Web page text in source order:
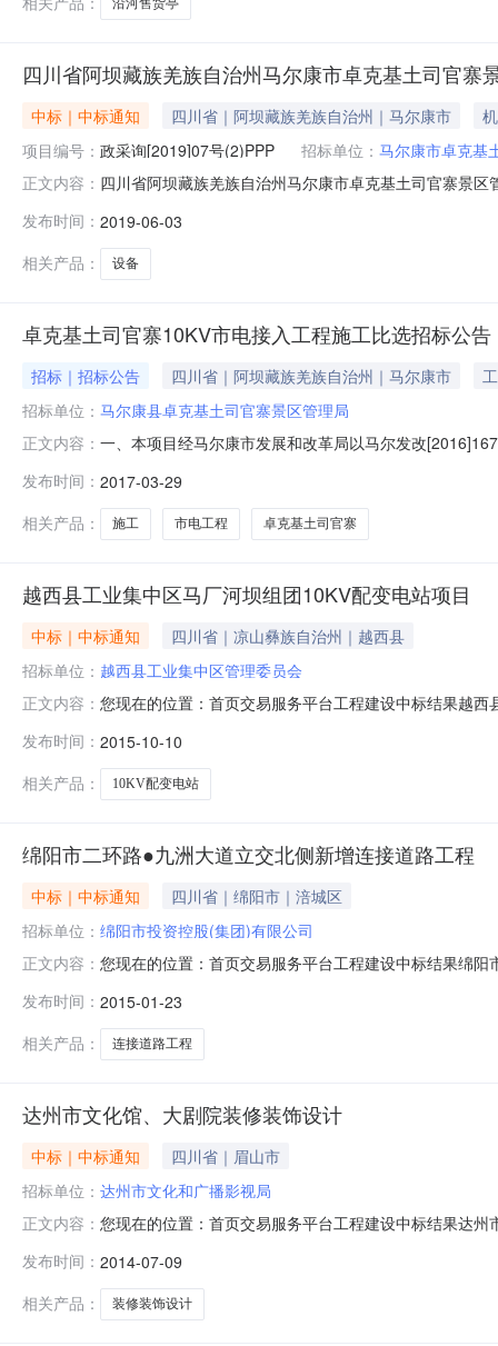
沿河售货亭
四川省阿坝藏族羌族自治州马尔康市卓克基土司官
中标｜中标通知 四川省｜阿坝藏族羌族自治州｜马尔康市
项目编号： 政采询[2019]07号(2)PPP 招标单位： 马尔康市卓克基
正文内容： 四川省阿坝藏族羌族自治州马尔康市卓克基土司官寨景
旅游景区游客中心设备（第二次）采购项目编号
市政府采购中心代理
发布时间： 2019-06-03
相关产品：
设备
卓克基土司官寨10KV市电接入工程施工比选招标公告
招标｜招标公告 四川省｜阿坝藏族羌族自治州｜马尔康市
招标单位： 马尔康县卓克基土司官寨景区管理局
正文内容： 一、本项目经马尔康市发展和改革局以马尔发改
目名称卓克基土司官寨10KV市电接入工程施工建设地点
压器一套，铺设120
发布时间： 2017-03-29
相关产品：
施工 市电工程 卓克基土司官寨
越西县工业集中区马厂河坝组团10KV配变电站项目
中标｜中标通知
四川省｜凉山彝族自治州｜越西县
招标单位： 越西县工业集中区管理委员会
正文内容： 您现在的位置：首页交易服务平台工程建设中标结果越
中区管理委员会项目业主（招标人）联系电话0834-
发布时间： 2015-10-10
相关产品：
10KV配变电站
绵阳市二环路●九洲大道立交北侧新增连接道路工程
中标｜中标通知
四川省｜绵阳市｜涪城区
招标单位： 绵阳市投资控股(集团)有限公司
正文内容： 您现在的位置：首页交易服务平台工程建设中标结果绵
市投资控股（集团）有限公司项目业主（招标人）联系
标最
发布时间： 2015-01-23
相关产品：
连接道路工程
达州市文化馆、大剧院装修装饰设计
中标｜中标通知
四川省｜眉山市
招标单位： 达州市文化和广播影视局
正文内容： 您现在的位置：首页交易服务平台工程建设中标结果达
8011933招标代理机构四川明清工程咨询有限公司招标
及排序中
发布时间： 2014-07-09
相关产品：
装修装饰设计